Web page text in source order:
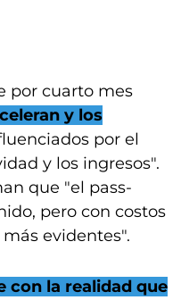
por cuarto mes
y los
por el
y los ingresos".
que "el pass-
pero con costos
evidentes".
con la realidad que